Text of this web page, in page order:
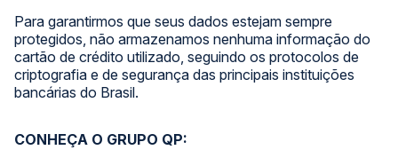
Para garantirmos que seus dados estejam sempre
protegidos, não armazenamos nenhuma informação do
cartão de crédito utilizado, seguindo os protocolos de
criptografia e de segurança das principais instituições
bancárias do Brasil.
CONHEÇA O GRUPO QP: